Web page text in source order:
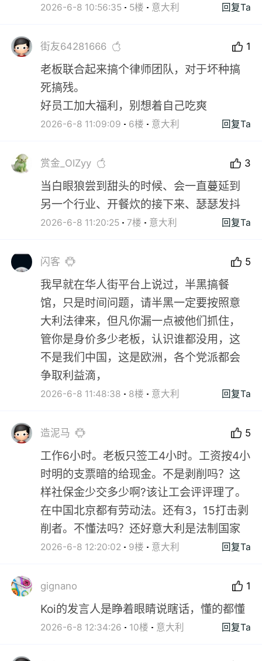
2026-6-8 10:56:35 5楼 意大利 回复Ta
街友64281666 1
老板联合起来搞个律师团队，对于坏种搞
死搞残。
好员工加大福利，别想着自己吃爽
2026-6-8 11:09:09 6楼 意大利 回复Ta
赏金_OIZyy 3
当白眼狼尝到甜头的时候、会一直蔓延到
另一个行业、开餐炊的接下来、瑟瑟发抖
2026-6-8 11:20:25 7楼 意大利 回复Ta
闪客 5
我早就在华人街平台上说过，半黑搞餐
馆，只是时间问题，请半黑一定要按照意
大利法律来，但凡你漏一点被他们抓住，
管你是身价多少老板，认识谁都没用，这
不是我们中国，这是欧洲，各个党派都会
争取利益滴，
2026-6-8 11:48:38 8楼 意大利 回复Ta
造泥马 5
工作6小时。老板只签工4小时。工资按4小
时明的支票暗的给现金。不是剥削吗？这
样社保金少交多少啊?该让工会评评理了。
在中国北京都有劳动法。还有3，15打击剥
削者。不懂法吗？还好意大利是法制国家
2026-6-8 12:20:02 9楼 意大利 回复Ta
gignano 1
Koi的发言人是睁着眼睛说瞎话，懂的都懂
2026-6-8 12:34:26 10楼 意大利 回复Ta